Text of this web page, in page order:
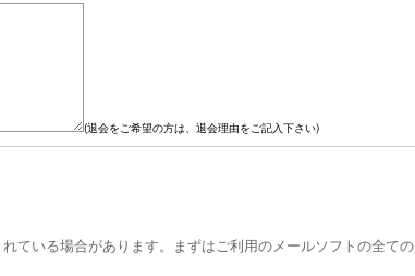
(退会をご希望の方は、退会理由をご記入下さい)
ている場合があります。まずはご利用のメールソフトの全ての